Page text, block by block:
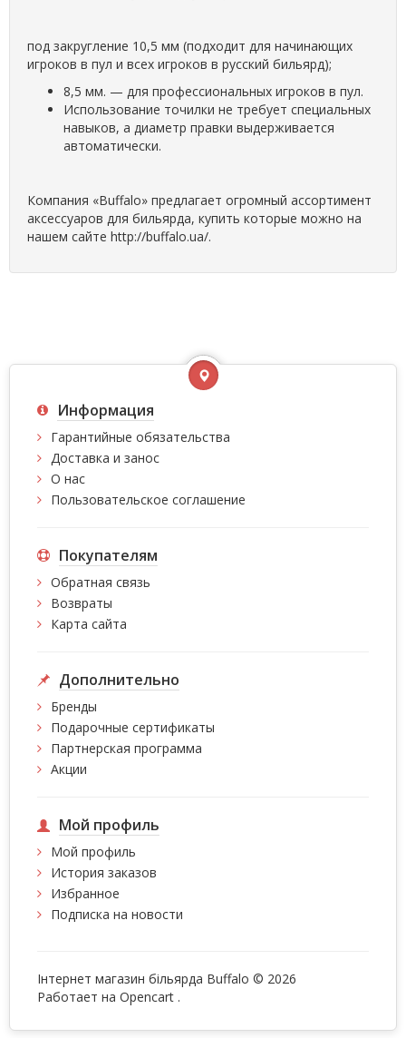
под закругление 10,5 мм (подходит для начинающих
игроков в пул и всех игроков в русский бильярд);
8,5 мм. — для профессиональных игроков в пул.
Использование точилки не требует специальных
навыков, а диаметр правки выдерживается
автоматически.
Компания «Buffalo» предлагает огромный ассортимент
аксессуаров для бильярда, купить которые можно на
нашем сайте http://buffalo.ua/.
Информация
Гарантийные обязательства
Доставка и занос
О нас
Пользовательское соглашение
Покупателям
Обратная связь
Возвраты
Карта сайта
Дополнительно
Бренды
Подарочные сертификаты
Партнерская программа
Акции
Мой профиль
Мой профиль
История заказов
Избранное
Подписка на новости
Інтернет магазин більярда Buffalo © 2026
Работает на Opencart .